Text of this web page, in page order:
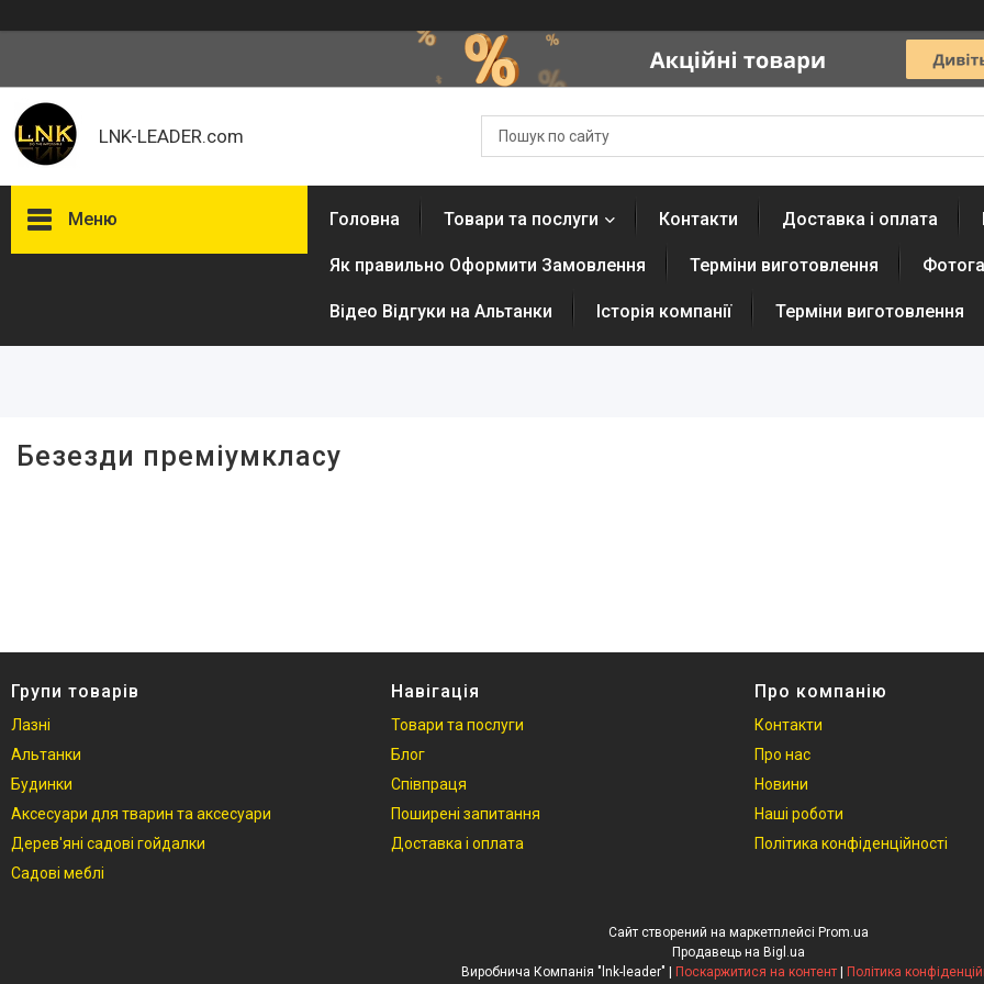
LNK-LEADER.com
Меню
Товари та послуги
Головна Товари та послуги Контакти Доставка і оплата
Як правильно Оформити Замовлення Терміни виготовлення
Відео Відгуки на Альтанки Історія компанії Терміни виготовлення
Безезди преміумкласу
Групи товарів
Лазні
Альтанки
Будинки
Аксесуари для тварин та аксесуари
Дерев'яні садові гойдалки
Садові меблі
Навігація
Товари та послуги
Блог
Співпраця
Поширені запитання
Доставка і оплата
Про компанію
Контакти
Про нас
Новини
Наші роботи
Політика конфіденційності
Сайт створений на маркетплейсі Prom.ua
Продавець на Bigl.ua
Поскаржитися на контент Політика